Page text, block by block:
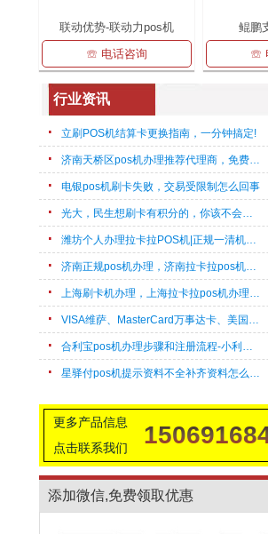
联动优势-联动力pos机
☏ 电话咨询
鲲鹏
☏
行业资讯
立刷POS机结算卡更换指南，一分钟搞定!
济南天桥区pos机办理推荐代理商，免费上门办理刷卡机！
电银pos机刷卡失败，交易受限制怎么回事
光大，民生想刷卡有积分的，你该不会不知这几款POS机带积分吧?
潍坊个人办理拉卡拉POS机|正规一清机速办
济南正规pos机办理，济南拉卡拉pos机上门办理流程
上海刷卡机办理，上海拉卡拉pos机办理，快速申请
VISA维萨、MasterCard万事达卡、美国运通卡、外币卡POS机刷卡pos机开通支持机型汇总
合利宝pos机办理步骤和注册流程-小利有客
星驿付pos机提示资料不全补齐资料怎么回事
更多产品信息
点击联系我们
添加微信,免费领取优惠